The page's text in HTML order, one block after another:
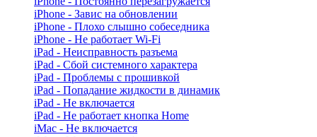
iPhone - Завис на обновлении
iPhone - Плохо слышно собеседника
iPhone - Не работает Wi-Fi
iPad - Неисправность разъема
iPad - Сбой системного характера
iPad - Проблемы с прошивкой
iPad - Попадание жидкости в динамик
iPad - Не включается
iPad - Не работает кнопка Home
iMac - Не включается